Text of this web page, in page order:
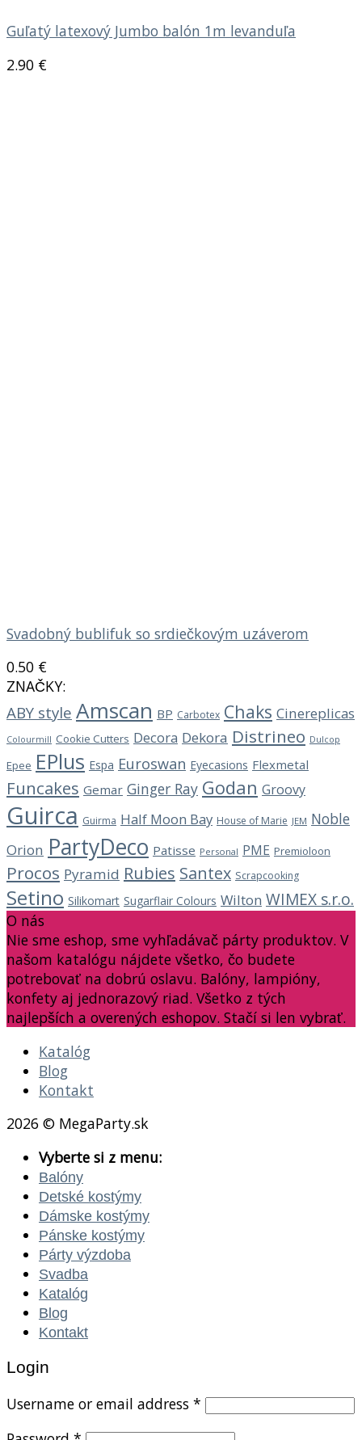
Guľatý latexový Jumbo balón 1m levanduľa
2.90 €
Svadobný bublifuk so srdiečkovým uzáverom
0.50 €
ZNAČKY:
ABY style Amscan BP Carbotex Chaks Cinereplicas
Colourmill Cookie Cutters Decora Dekora Distrineo Dulcop
Epee EPlus Espa Euroswan Eyecasions Flexmetal
Funcakes Gemar Ginger Ray Godan Groovy
Guirca Guirma Half Moon Bay House of Marie JEM Noble
Orion PartyDeco Patisse Personal PME Premioloon
Procos Pyramid Rubies Santex Scrapcooking
Setino Silikomart Sugarflair Colours Wilton WIMEX s.r.o.
O nás
Nie sme eshop, sme vyhľadávač párty produktov. V
našom katalógu nájdete všetko, čo budete
potrebovať na dobrú oslavu. Balóny, lampióny,
konfety aj jednorazový riad. Všetko z tých
najlepších a overených eshopov. Stačí si len vybrať.
Katalóg
Blog
Kontakt
2026 © MegaParty.sk
Vyberte si z menu:
Balóny
Detské kostýmy
Dámske kostýmy
Pánske kostýmy
Párty výzdoba
Svadba
Katalóg
Blog
Kontakt
Login
Username or email address *